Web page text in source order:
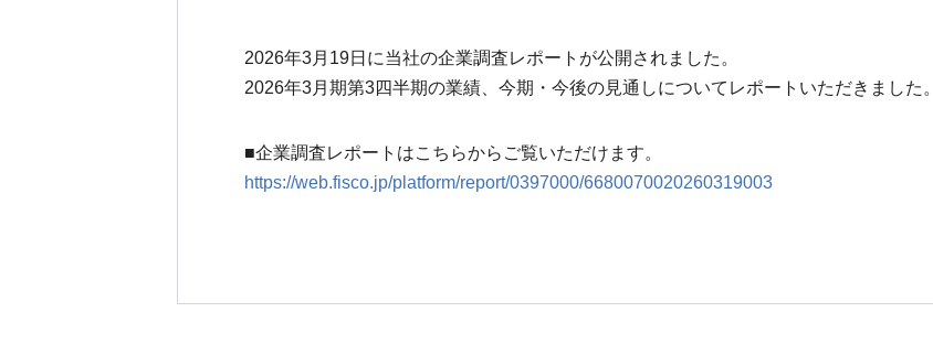
2026年3月19日に当社の企業調査レポートが公開されました。
2026年3月期第3四半期の業績、今期・今後の見通しについてレポートいただきました。
■企業調査レポートはこちらからご覧いただけます。
https://web.fisco.jp/platform/report/0397000/6680070020260319003